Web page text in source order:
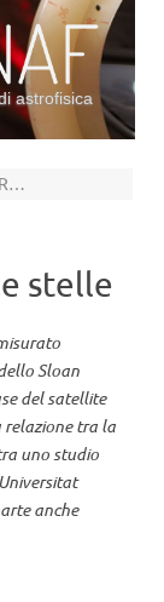
astrofisica
LO STUDIO SU MONTHLY NOTICES OF THE ROYAL ASTRONOMICAL SOCIETY
stelle
Sloan
del satellite
relazione tra la
uno studio
anche